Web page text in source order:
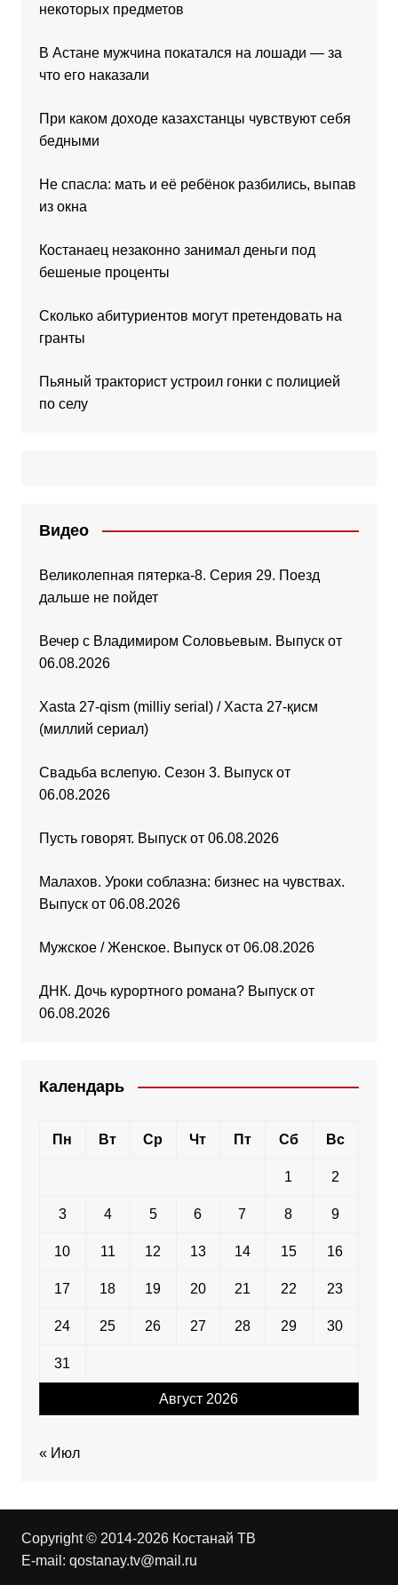
некоторых предметов
В Астане мужчина покатался на лошади — за
что его наказали
При каком доходе казахстанцы чувствуют себя
бедными
Не спасла: мать и её ребёнок разбились, выпав
из окна
Костанаец незаконно занимал деньги под
бешеные проценты
Сколько абитуриентов могут претендовать на
гранты
Пьяный тракторист устроил гонки с полицией
по селу
Видео
Великолепная пятерка-8. Серия 29. Поезд
дальше не пойдет
Вечер с Владимиром Соловьевым. Выпуск от
06.08.2026
Xasta 27-qism (milliy serial) / Хаста 27-қисм
(миллий сериал)
Свадьба вслепую. Сезон 3. Выпуск от
06.08.2026
Пусть говорят. Выпуск от 06.08.2026
Малахов. Уроки соблазна: бизнес на чувствах.
Выпуск от 06.08.2026
Мужское / Женское. Выпуск от 06.08.2026
ДНК. Дочь курортного романа? Выпуск от
06.08.2026
Календарь
Август 2026
Пн Вт Ср Чт Пт Сб Вс
1 2
3 4 5 6 7 8 9
10 11 12 13 14 15 16
17 18 19 20 21 22 23
24 25 26 27 28 29 30
31
« Июл
Copyright © 2014-2026 Костанай ТВ
E-mail: qostanay.tv@mail.ru